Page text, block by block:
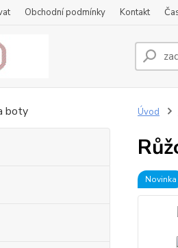
Obchodní podmínky Kontakt
boty Úvod
Novinka